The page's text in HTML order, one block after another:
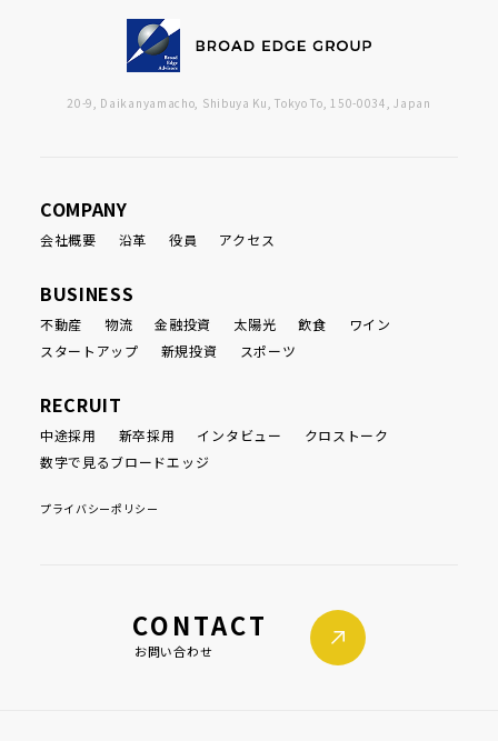
20-9, Daikanyamacho, Shibuya Ku, Tokyo To, 150-0034, Japan
COMPANY
会社概要 沿革 役員 アクセス
BUSINESS
不動産 物流 金融投資 太陽光 飲食
ワイン
スタートアップ
新規投資 スポーツ
RECRUIT
中途採用 新卒採用 インタビュー
クロストーク
数字で見るブロードエッジ
プライバシーポリシー
CONTACT
お問い合わせ